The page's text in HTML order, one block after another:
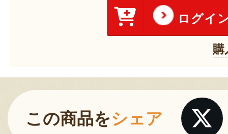
ログイ
購
この商品をシェア